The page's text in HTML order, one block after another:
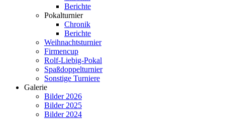
Berichte
Pokalturnier
Chronik
Berichte
Weihnachtsturnier
Firmencup
Rolf-Liebig-Pokal
Spaßdoppelturnier
Sonstige Turniere
Galerie
Bilder 2026
Bilder 2025
Bilder 2024